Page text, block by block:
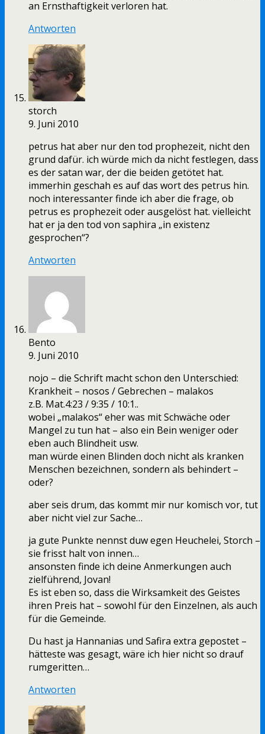
an Ernsthaftigkeit verloren hat.
Antworten
storch
9. Juni 2010
petrus hat aber nur den tod prophezeit, nicht den
grund dafür. ich würde mich da nicht festlegen, dass
es der satan war, der die beiden getötet hat.
immerhin geschah es auf das wort des petrus hin.
noch interessanter finde ich aber die frage, ob
petrus es prophezeit oder ausgelöst hat. vielleicht
hat er ja den tod von saphira „in existenz
gesprochen“?
Antworten
Bento
9. Juni 2010
nojo – die Schrift macht schon den Unterschied:
Krankheit – nosos / Gebrechen – malakos
z.B. Mat.4:23 / 9:35 / 10:1..
wobei „malakos“ eher was mit Schwäche oder
Mangel zu tun hat – also ein Bein weniger oder
eben auch Blindheit usw.
man würde einen Blinden doch nicht als kranken
Menschen bezeichnen, sondern als behindert –
oder?
aber seis drum, das kommt mir nur komisch vor, tut
aber nicht viel zur Sache…
ja gute Punkte nennst duw egen Heuchelei, Storch –
sie frisst halt von innen…
ansonsten finde ich deine Anmerkungen auch
zielführend, Jovan!
Es ist eben so, dass die Wirksamkeit des Geistes
ihren Preis hat – sowohl für den Einzelnen, als auch
für die Gemeinde.
Du hast ja Hannanias und Safira extra gepostet –
hätteste was gesagt, wäre ich hier nicht so drauf
rumgeritten…
Antworten